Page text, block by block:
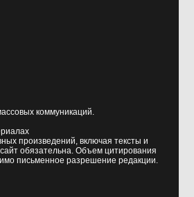
коммуникаций.
произведений, включая тексты и
обязательна. Объем цитирования
письменное разрешение редакции.